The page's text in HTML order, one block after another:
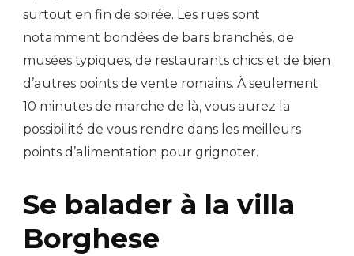
surtout en fin de soirée. Les rues sont
notamment bondées de bars branchés, de
musées typiques, de restaurants chics et de bien
d’autres points de vente romains. À seulement
10 minutes de marche de là, vous aurez la
possibilité de vous rendre dans les meilleurs
points d’alimentation pour grignoter.
Se balader à la villa
Borghese